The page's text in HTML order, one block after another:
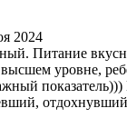
2024
Питание
уровне,